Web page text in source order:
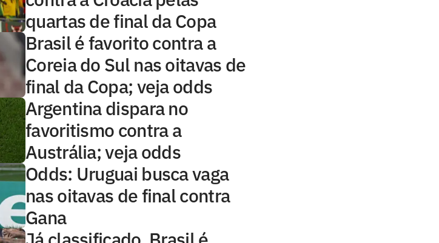
quartas de final da Copa
Brasil é favorito contra a
Coreia do Sul nas oitavas de
final da Copa; veja odds
Argentina dispara no
favoritismo contra a
Austrália; veja odds
Odds: Uruguai busca vaga
nas oitavas de final contra
Gana